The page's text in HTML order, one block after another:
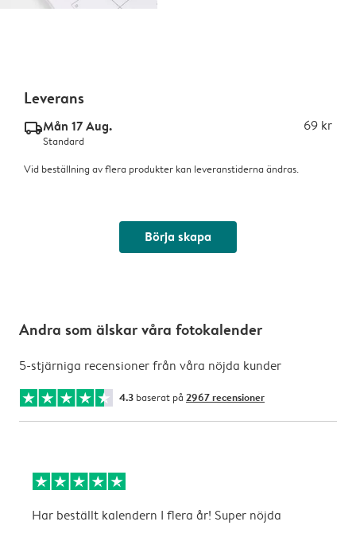
Leverans
delivery_standard_v2Mån 17 Aug. 69 kr
Standard
Vid beställning av flera produkter kan leveranstiderna ändras.
Börja skapa
Andra som älskar våra fotokalender
5-stjärniga recensioner från våra nöjda kunder
4.3 baserat på 2967 recensioner
Har beställt kalendern I flera år! Super nöjda